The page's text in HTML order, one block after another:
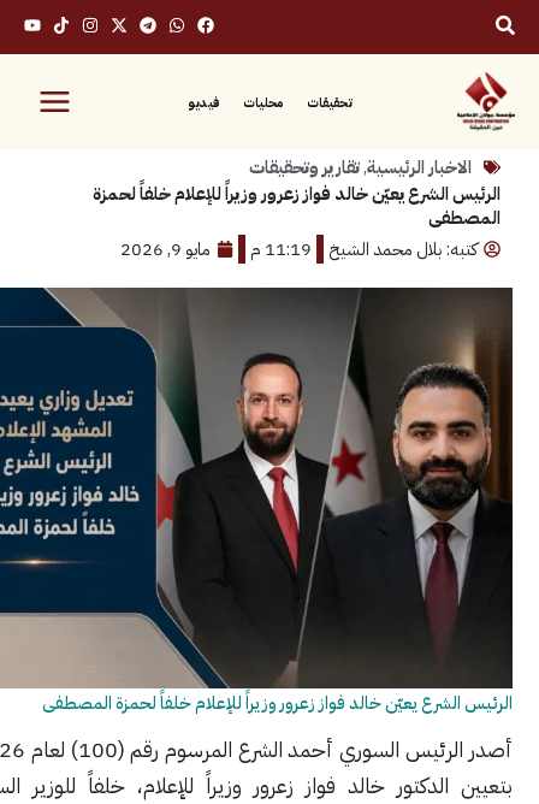
محليات فيديو
الرئيسية,تقارير وتحقيقات
يعيّن خالد فواز زعرور وزيراً للإعلام خلفاً لحمزة
بلال محمد الشيخ
11:19 م مايو 9, 2026
يعيّن خالد فواز زعرور وزيراً للإعلام خلفاً لحمزة المصطفى
أصدر الرئيس السوري أحمد الشرع المرسوم رقم (100) لعام 2026 القاضي
خالد فواز زعرور وزيراً للإعلام، خلفاً للوزير السابق حمزة